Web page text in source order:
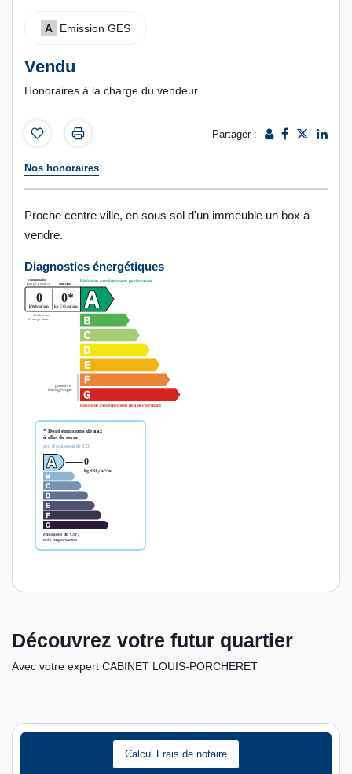
A Emission GES
Vendu
Honoraires à la charge du vendeur
Partager :
Nos honoraires
Proche centre ville, en sous sol d'un immeuble un box à
vendre.
Diagnostics énergétiques
Découvrez votre futur quartier
Avec votre expert CABINET LOUIS-PORCHERET
Calcul Frais de notaire